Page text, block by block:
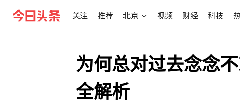
关注 推荐 北京 视频 财经 科技
为何总对过去念念
全解析